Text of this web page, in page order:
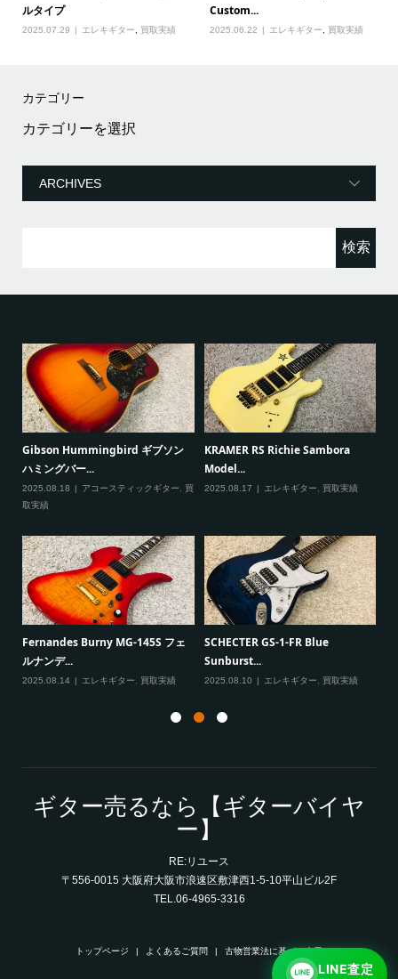
ルタイプ
2025.07.29 エレキギター 買取実績
Custom...
2025.06.22 エレキギター 買取実績
カテゴリー
カ
テ
リ
Gibson Hummingbird ギブソン
ハミングバー...
2025.08.18 アコースティックギター
買
取実績
KRAMER RS Richie Sambora
Model...
2025.08.17 エレキギター 買取実績
Fernandes Burny MG-145S フェ
ルナンデ...
2025.08.14 エレキギター 買取実績
SCHECTER GS-1-FR Blue
Sunburst...
2025.08.10 エレキギター 買取実績
ギター売るなら【ギターバイヤ
ー】
RE:リユース
〒556-0015 大阪府大阪市浪速区敷津西1-5-10平山ビル2F
TEL.06-4965-3316
トップページ よくあるご質問 古物営業法に基づく表示
LINE査定